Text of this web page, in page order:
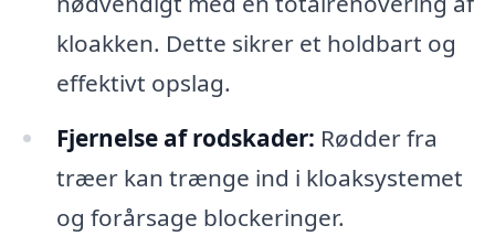
kloakken. Dette sikrer et holdbart og
effektivt opslag.
Fjernelse af rodskader: Rødder fra
træer kan trænge ind i kloaksystemet
og forårsage blockeringer.